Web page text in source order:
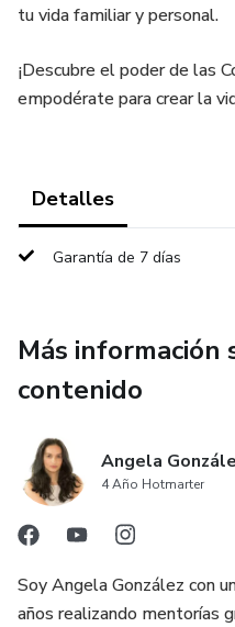
tu vida familiar y personal.
¡Descubre el poder de las
empodérate para crear la
Detalles
Garantía de 7 días
Más información
contenido
Angela
4 Año Hotmarter
Soy Angela González con
años realizando mentorías